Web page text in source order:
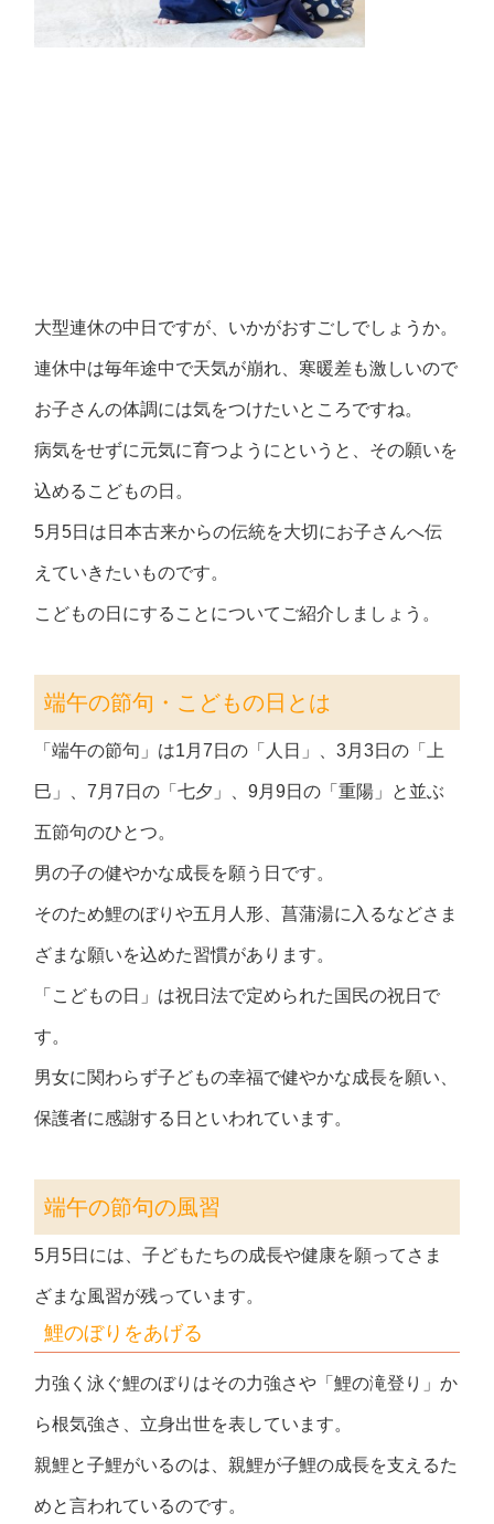
大型連休の中日ですが、いかがおすごしでしょうか。
連休中は毎年途中で天気が崩れ、寒暖差も激しいので
お子さんの体調には気をつけたいところですね。
病気をせずに元気に育つようにというと、その願いを
込めるこどもの日。
5月5日は日本古来からの伝統を大切にお子さんへ伝
えていきたいものです。
こどもの日にすることについてご紹介しましょう。
端午の節句・こどもの日とは
「端午の節句」は1月7日の「人日」、3月3日の「上
巳」、7月7日の「七夕」、9月9日の「重陽」と並ぶ
五節句のひとつ。
男の子の健やかな成長を願う日です。
そのため鯉のぼりや五月人形、菖蒲湯に入るなどさま
ざまな願いを込めた習慣があります。
「こどもの日」は祝日法で定められた国民の祝日で
す。
男女に関わらず子どもの幸福で健やかな成長を願い、
保護者に感謝する日といわれています。
端午の節句の風習
5月5日には、子どもたちの成長や健康を願ってさま
ざまな風習が残っています。
鯉のぼりをあげる
力強く泳ぐ鯉のぼりはその力強さや「鯉の滝登り」か
ら根気強さ、立身出世を表しています。
親鯉と子鯉がいるのは、親鯉が子鯉の成長を支えるた
めと言われているのです。